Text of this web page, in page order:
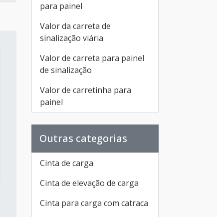
para painel
Valor da carreta de
sinalização viária
Valor de carreta para painel
de sinalização
Valor de carretinha para
painel
Outras categorias
Cinta de carga
Cinta de elevação de carga
Cinta para carga com catraca